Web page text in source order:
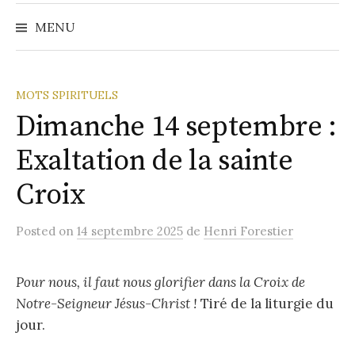
MENU
MOTS SPIRITUELS
Dimanche 14 septembre :
Exaltation de la sainte
Croix
Posted on 14 septembre 2025 de Henri Forestier
Pour nous, il faut nous glorifier dans la Croix de
Notre-Seigneur Jésus-Christ ! Tiré de la liturgie du
jour.